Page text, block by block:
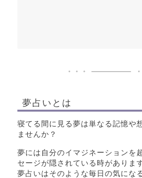
夢占いとは
寝てる間に見る夢は単なる記憶や
ませんか？
夢には自分のイマジネーションを
セージが隠されている時があります
夢占いはそのような毎日の気にな